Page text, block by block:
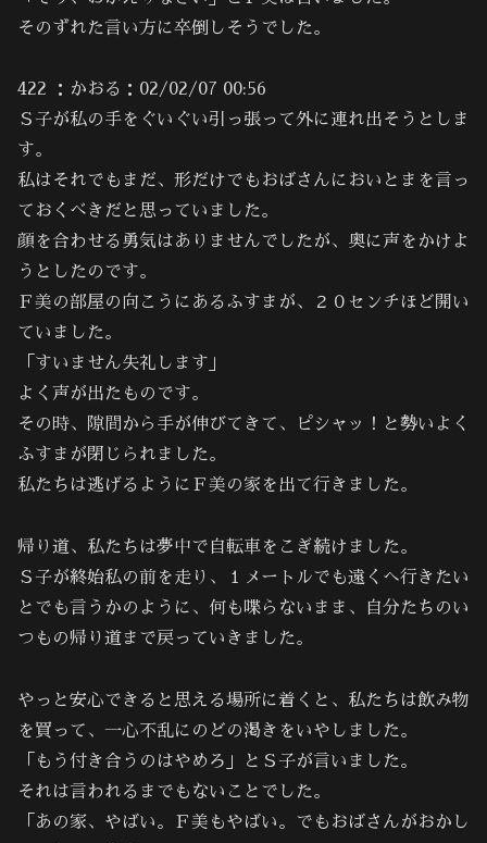
そのずれた言い方に卒倒しそうでした。
422 ：かおる：02/02/07 00:56
Ｓ子が私の手をぐいぐい引っ張って外に連れ出そうとしま
す。
私はそれでもまだ、形だけでもおばさんにおいとまを言っ
ておくべきだと思っていました。
顔を合わせる勇気はありませんでしたが、奥に声をかけよ
うとしたのです。
Ｆ美の部屋の向こうにあるふすまが、２０センチほど開い
ていました。
「すいません失礼します」
よく声が出たものです。
その時、隙間から手が伸びてきて、ピシャッ！と勢いよく
ふすまが閉じられました。
私たちは逃げるようにＦ美の家を出て行きました。
帰り道、私たちは夢中で自転車をこぎ続けました。
Ｓ子が終始私の前を走り、１メートルでも遠くへ行きたい
とでも言うかのように、何も喋らないまま、自分たちのい
つもの帰り道まで戻っていきました。
やっと安心できると思える場所に着くと、私たちは飲み物
を買って、一心不乱にのどの渇きをいやしました。
「もう付き合うのはやめろ」とＳ子が言いました。
それは言われるまでもないことでした。
「あの家、やばい。Ｆ美もやばい。でもおばさんがおかし